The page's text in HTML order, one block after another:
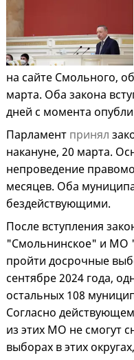
на сайте Смольного,
марта. Оба закона
дней с момента
Парламент принял
накануне, 20 марта.
непроведение
месяцев. Оба
бездействующими.
После вступления
"Смольнинское" и МО
пройти досрочные
сентябре 2024 года,
остальных 108
Согласно
из этих МО не смогут
выборах в этих